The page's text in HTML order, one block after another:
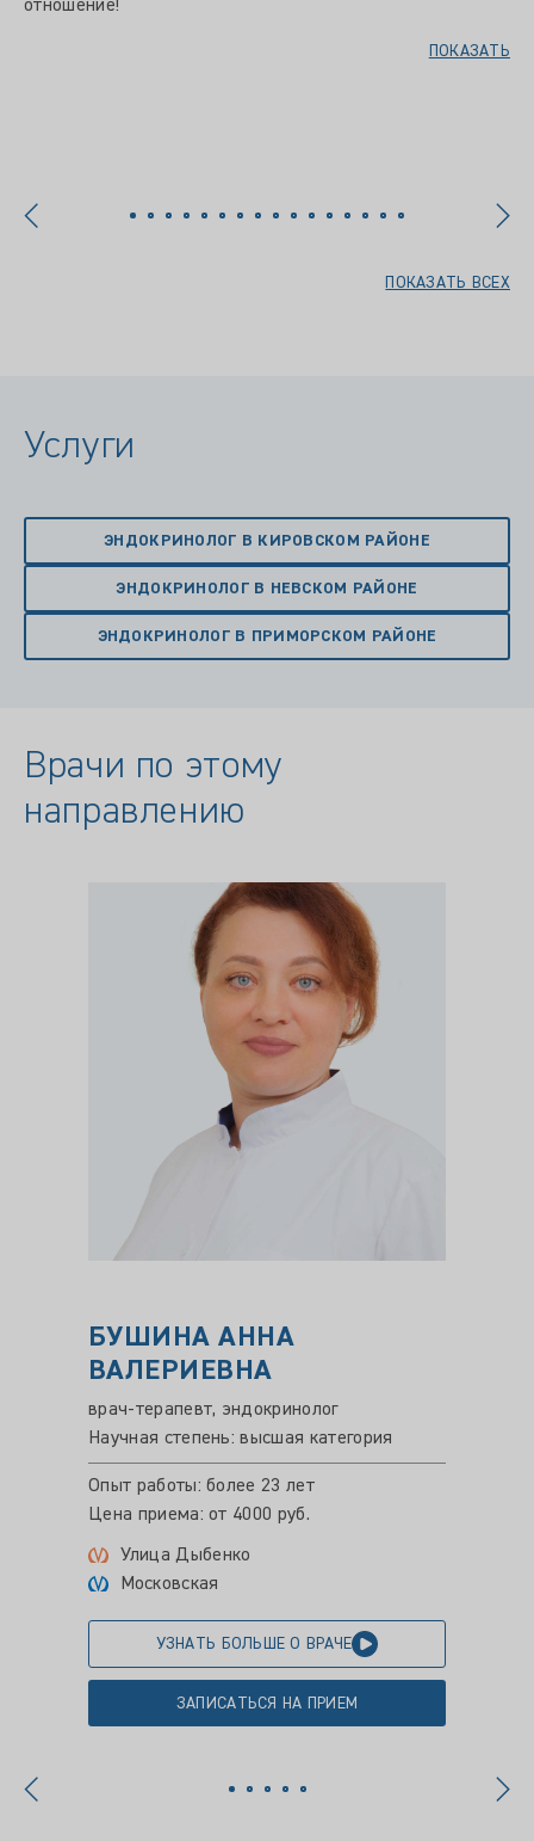
отношение!
ПОКАЗАТЬ
ПОКАЗАТЬ ВСЕХ
Услуги
ЭНДОКРИНОЛОГ В КИРОВСКОМ РАЙОНЕ
ЭНДОКРИНОЛОГ В НЕВСКОМ РАЙОНЕ
ЭНДОКРИНОЛОГ В ПРИМОРСКОМ РАЙОНЕ
Врачи по этому
направлению
БУШИНА АННА
ВАЛЕРИЕВНА
врач-терапевт, эндокринолог
Научная степень: высшая категория
Опыт работы: более 23 лет
Цена приема: от 4000 руб.
Улица Дыбенко
Московская
УЗНАТЬ БОЛЬШЕ О ВРАЧЕ
ЗАПИСАТЬСЯ НА ПРИЕМ